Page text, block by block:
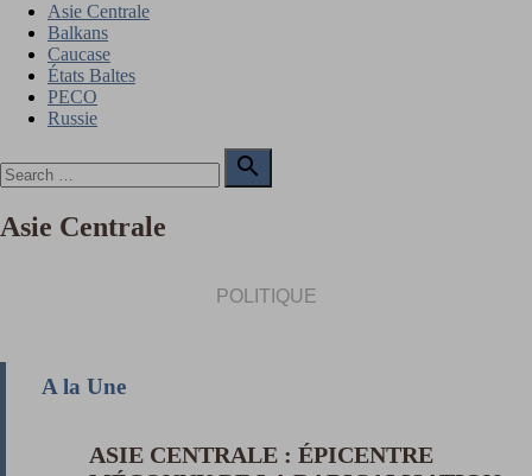
Asie Centrale
Balkans
Caucase
États Baltes
PECO
Russie
for:

Search
Asie Centrale
POLITIQUE
A la Une
ASIE CENTRALE : ÉPICENTRE